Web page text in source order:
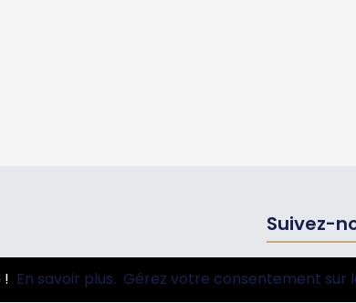
légales et CGV
Suivez-
! En savoir plus. Gérez votre consentement sur